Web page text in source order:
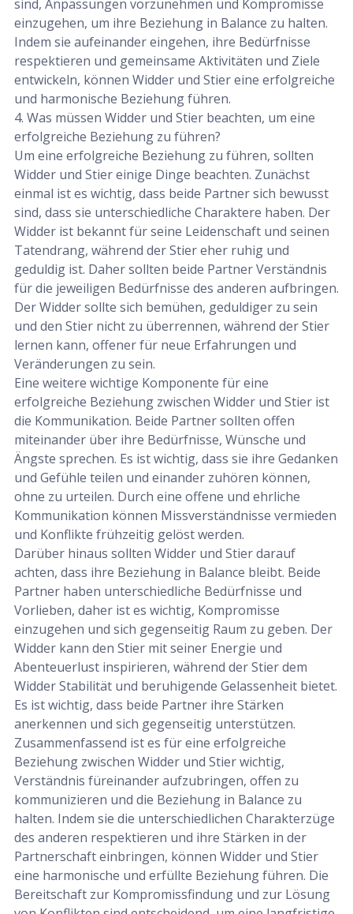
sind, Anpassungen vorzunehmen und Kompromisse
einzugehen, um ihre Beziehung in Balance zu halten.
Indem sie aufeinander eingehen, ihre Bedürfnisse
respektieren und gemeinsame Aktivitäten und Ziele
entwickeln, können Widder und Stier eine erfolgreiche
und harmonische Beziehung führen.
4. Was müssen Widder und Stier beachten, um eine
erfolgreiche Beziehung zu führen?
Um eine erfolgreiche Beziehung zu führen, sollten
Widder und Stier einige Dinge beachten. Zunächst
einmal ist es wichtig, dass beide Partner sich bewusst
sind, dass sie unterschiedliche Charaktere haben. Der
Widder ist bekannt für seine Leidenschaft und seinen
Tatendrang, während der Stier eher ruhig und
geduldig ist. Daher sollten beide Partner Verständnis
für die jeweiligen Bedürfnisse des anderen aufbringen.
Der Widder sollte sich bemühen, geduldiger zu sein
und den Stier nicht zu überrennen, während der Stier
lernen kann, offener für neue Erfahrungen und
Veränderungen zu sein.
Eine weitere wichtige Komponente für eine
erfolgreiche Beziehung zwischen Widder und Stier ist
die Kommunikation. Beide Partner sollten offen
miteinander über ihre Bedürfnisse, Wünsche und
Ängste sprechen. Es ist wichtig, dass sie ihre Gedanken
und Gefühle teilen und einander zuhören können,
ohne zu urteilen. Durch eine offene und ehrliche
Kommunikation können Missverständnisse vermieden
und Konflikte frühzeitig gelöst werden.
Darüber hinaus sollten Widder und Stier darauf
achten, dass ihre Beziehung in Balance bleibt. Beide
Partner haben unterschiedliche Bedürfnisse und
Vorlieben, daher ist es wichtig, Kompromisse
einzugehen und sich gegenseitig Raum zu geben. Der
Widder kann den Stier mit seiner Energie und
Abenteuerlust inspirieren, während der Stier dem
Widder Stabilität und beruhigende Gelassenheit bietet.
Es ist wichtig, dass beide Partner ihre Stärken
anerkennen und sich gegenseitig unterstützen.
Zusammenfassend ist es für eine erfolgreiche
Beziehung zwischen Widder und Stier wichtig,
Verständnis füreinander aufzubringen, offen zu
kommunizieren und die Beziehung in Balance zu
halten. Indem sie die unterschiedlichen Charakterzüge
des anderen respektieren und ihre Stärken in der
Partnerschaft einbringen, können Widder und Stier
eine harmonische und erfüllte Beziehung führen. Die
Bereitschaft zur Kompromissfindung und zur Lösung